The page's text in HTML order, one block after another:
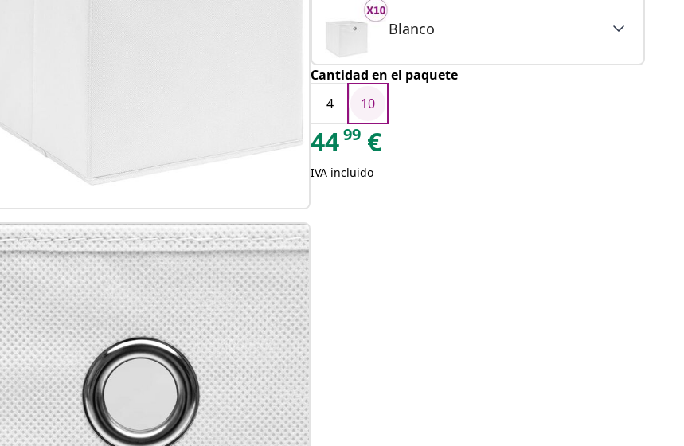
Blanco
Cantidad en el paquete
4
10
4499 €
IVA incluido